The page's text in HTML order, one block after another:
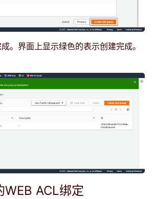
。界面上显示绿色的表示创建完成。
ACL绑定